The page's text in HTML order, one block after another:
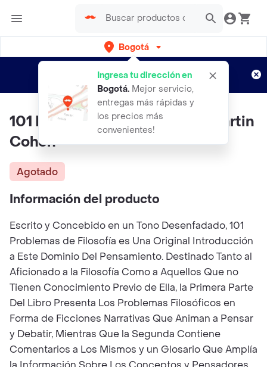
Bogotá
Ingresa tu dirección en
Bogotá. Mejor servicio,
entregas más rápidas y
los precios más
convenientes!
envíos gratis por semanas
Aplican TyC
101 Problemas de Filosofía - Martin
Cohen
Agotado
Información del producto
Escrito y Concebido en un Tono Desenfadado, 101
Problemas de Filosofía es Una Original Introducción
a Este Dominio Del Pensamiento. Destinado Tanto al
Aficionado a la Filosofía Como a Aquellos Que no
Tienen Conocimiento Previo de Ella, la Primera Parte
Del Libro Presenta Los Problemas Filosóficos en
Forma de Ficciones Narrativas Que Animan a Pensar
y Debatir, Mientras Que la Segunda Contiene
Comentarios a Los Mismos y un Glosario Que Amplía